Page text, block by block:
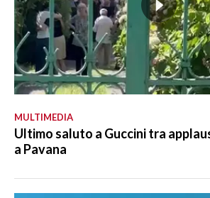
MULTIMEDIA
Ultimo saluto a Guccini tra
a Pavana